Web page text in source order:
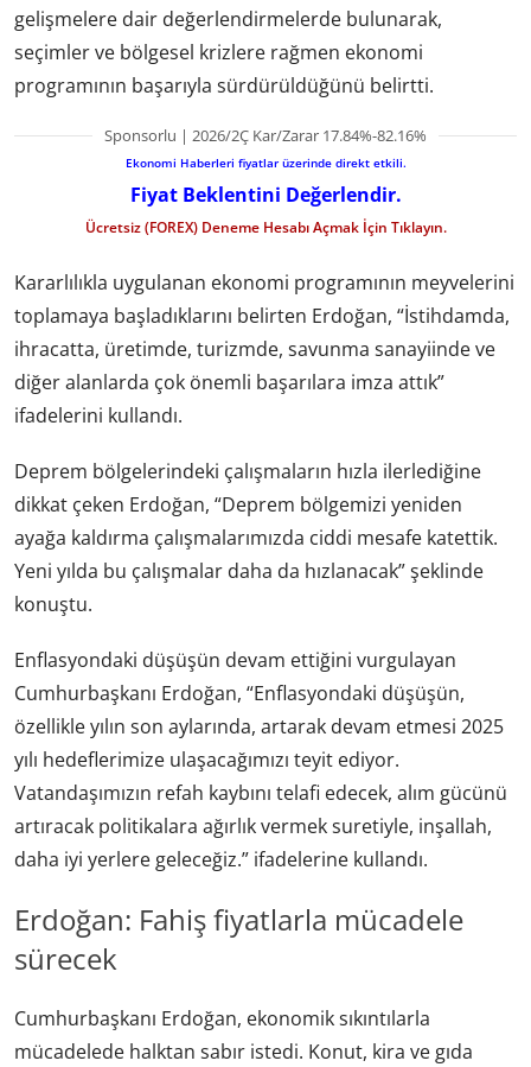
gelişmelere dair değerlendirmelerde bulunarak,
seçimler ve bölgesel krizlere rağmen ekonomi
programının başarıyla sürdürüldüğünü belirtti.
Sponsorlu | 2026/2Ç Kar/Zarar 17.84%-82.16%
Ekonomi Haberleri fiyatlar üzerinde direkt etkili.
Fiyat Beklentini Değerlendir.
Ücretsiz (FOREX) Deneme Hesabı Açmak İçin Tıklayın.
Kararlılıkla uygulanan ekonomi programının meyvelerini
toplamaya başladıklarını belirten Erdoğan, “İstihdamda,
ihracatta, üretimde, turizmde, savunma sanayiinde ve
diğer alanlarda çok önemli başarılara imza attık”
ifadelerini kullandı.
Deprem bölgelerindeki çalışmaların hızla ilerlediğine
dikkat çeken Erdoğan, “Deprem bölgemizi yeniden
ayağa kaldırma çalışmalarımızda ciddi mesafe katettik.
Yeni yılda bu çalışmalar daha da hızlanacak” şeklinde
konuştu.
Enflasyondaki düşüşün devam ettiğini vurgulayan
Cumhurbaşkanı Erdoğan, “Enflasyondaki düşüşün,
özellikle yılın son aylarında, artarak devam etmesi 2025
yılı hedeflerimize ulaşacağımızı teyit ediyor.
Vatandaşımızın refah kaybını telafi edecek, alım gücünü
artıracak politikalara ağırlık vermek suretiyle, inşallah,
daha iyi yerlere geleceğiz.” ifadelerine kullandı.
Erdoğan: Fahiş fiyatlarla mücadele
sürecek
Cumhurbaşkanı Erdoğan, ekonomik sıkıntılarla
mücadelede halktan sabır istedi. Konut, kira ve gıda